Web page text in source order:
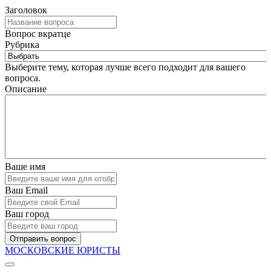
Заголовок
Вопрос вкратце
Рубрика
Выберите тему, которая лучше всего подходит для вашего
вопроса.
Описание
Ваше имя
Ваш Email
Ваш город
Отправить вопрос
МОСКОВСКИЕ ЮРИСТЫ